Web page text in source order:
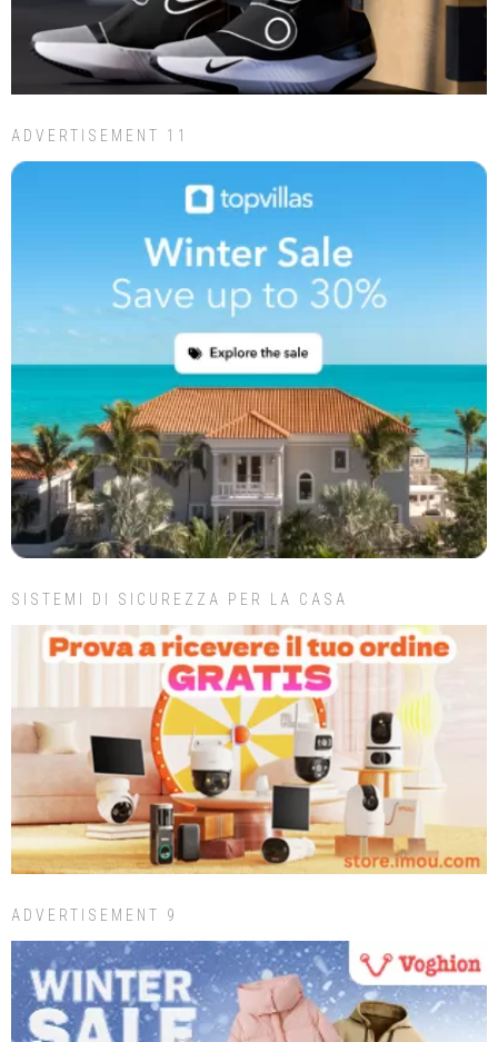
ADVERTISEMENT 11
SISTEMI DI SICUREZZA PER LA CASA
ADVERTISEMENT 9